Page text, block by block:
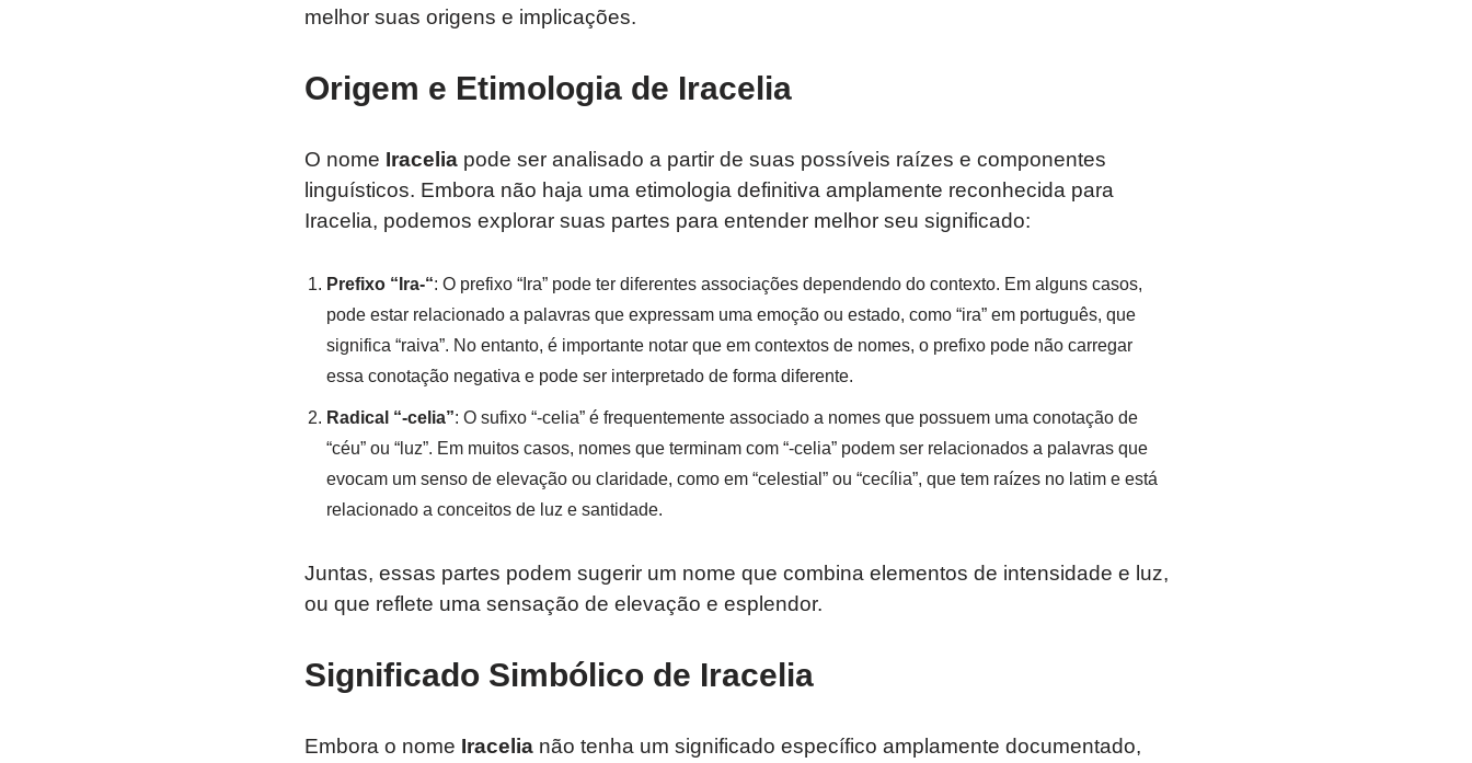
melhor suas origens e implicações.
Origem e Etimologia de Iracelia
O nome Iraceliapode ser analisado a partir de suas possíveis raízes e componentes
linguísticos. Embora não haja uma etimologia definitiva amplamente reconhecida para
Iracelia, podemos explorar suas partes para entender melhor seu significado:
Prefixo “Ira-“: O prefixo “Ira” pode ter diferentes associações dependendo do contexto. Em alguns casos,
pode estar relacionado a palavras que expressam uma emoção ou estado, como “ira” em português, que
significa “raiva”. No entanto, é importante notar que em contextos de nomes, o prefixo pode não carregar
essa conotação negativa e pode ser interpretado de forma diferente.
Radical “-celia”: O sufixo “-celia” é frequentemente associado a nomes que possuem uma conotação de
“céu” ou “luz”. Em muitos casos, nomes que terminam com “-celia” podem ser relacionados a palavras que
evocam um senso de elevação ou claridade, como em “celestial” ou “cecília”, que tem raízes no latim e está
relacionado a conceitos de luz e santidade.
Juntas, essas partes podem sugerir um nome que combina elementos de intensidade e luz,
ou que reflete uma sensação de elevação e esplendor.
Significado Simbólico de Iracelia
Embora o nome Iracelianão tenha um significado específico amplamente documentado,